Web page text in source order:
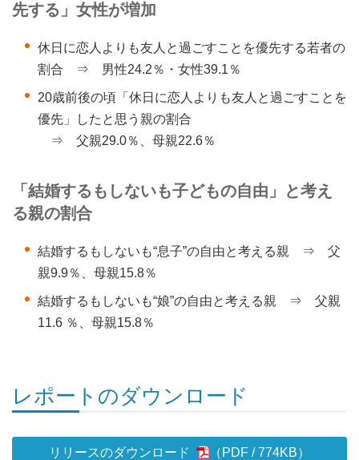
先する」女性が増加
休日に恋人よりも友人と過ごすことを優先する若者の
割合 ⇒ 男性24.2％・女性39.1％
20歳前後の頃「休日に恋人よりも友人と過ごすことを
優先」したと思う親の割合
⇒ 父親29.0％、母親22.6％
「結婚するもしないも子どもの自由」と考え
る親の割合
結婚するもしないも“息子”の自由と考える親 ⇒ 父
親9.9％、母親15.8％
結婚するもしないも“娘”の自由と考える親 ⇒ 父親
11.6 ％、母親15.8％
レポートのダウンロード
リリースのダウンロード 774KB）